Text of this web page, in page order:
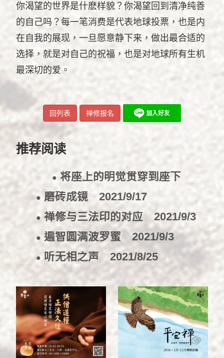
你渴望的世界是什麽样貌？你渴望回到清净纯善
的自己吗？每一笔消费是代表地球投票，也是内
在自我的展现，一旦愿意静下来，做出最合适的
选择，就是对自己的祝福，也是对地球所有生机
最深切的爱。
回列表 禅修报名
推荐阅读
● 将座上的明觉贯穿到座下
2021/11/22
●磨砖成镜 2021/9/17
● 禅修与三法印的对应 2021/9/3
● 遍智圆满波罗蜜2021/9/3
● 听无相之声 2021/8/25